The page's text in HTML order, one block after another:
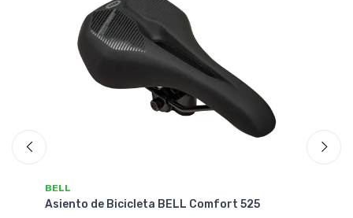
BELL
Asiento de Bicicleta BELL Comfort 525